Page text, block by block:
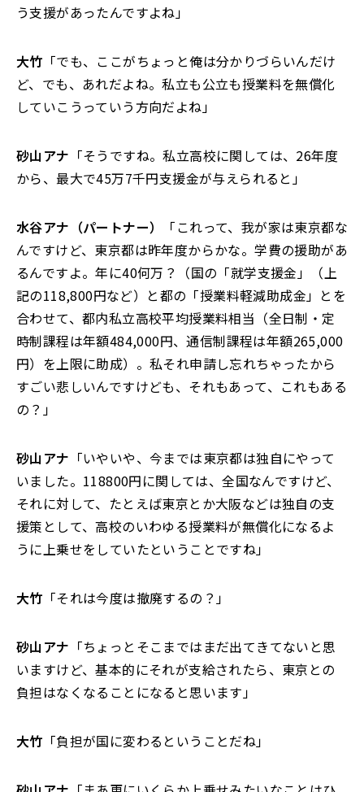
う支援があったんですよね」
大竹 「でも、ここがちょっと俺は分かりづらいんだけ
ど、でも、あれだよね。私立も公立も授業料を無償化
していこうっていう方向だよね」
砂山アナ 「そうですね。私立高校に関しては、26年度
から、最大で45万7千円支援金が与えられると」
水谷アナ（パートナー）
「これって、我が家は東京都な
んですけど、東京都は昨年度からかな。学費の援助があ
るんですよ。年に40何万？（国の「就学支援金」（上
記の118,800円など）と都の「授業料軽減助成金」とを
合わせて、都内私立高校平均授業料相当（全日制・定
時制課程は年額484,000円、通信制課程は年額265,000
円）を上限に助成）。私それ申請し忘れちゃったから
すごい悲しいんですけども、それもあって、これもある
の？」
砂山アナ 「いやいや、今までは東京都は独自にやって
いました。118800円に関しては、全国なんですけど、
それに対して、たとえば東京とか大阪などは独自の支
援策として、高校のいわゆる授業料が無償化になるよ
うに上乗せをしていたということですね」
大竹 「それは今度は撤廃するの？」
砂山アナ 「ちょっとそこまではまだ出てきてないと思
いますけど、基本的にそれが支給されたら、東京との
負担はなくなることになると思います」
大竹 「負担が国に変わるということだね」